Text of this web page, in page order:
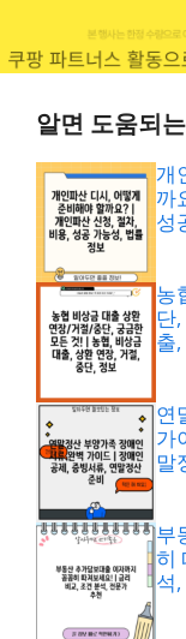
알면 도움되
개
까
성
농
단
출
연
가
말
부
히
석